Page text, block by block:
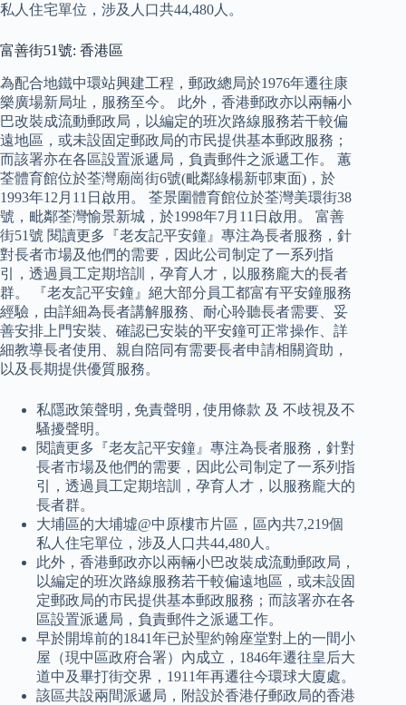
私人住宅單位，涉及人口共44,480人。
富善街51號: 香港區
為配合地鐵中環站興建工程，郵政總局於1976年遷往康
樂廣場新局址，服務至今。 此外，香港郵政亦以兩輛小
巴改裝成流動郵政局，以編定的班次路線服務若干較偏
遠地區，或未設固定郵政局的市民提供基本郵政服務；
而該署亦在各區設置派遞局，負責郵件之派遞工作。 蕙
荃體育館位於荃灣廟崗街6號(毗鄰綠楊新邨東面)，於
1993年12月11日啟用。 荃景圍體育館位於荃灣美環街38
號，毗鄰荃灣愉景新城，於1998年7月11日啟用。 富善
街51號 閱讀更多『老友記平安鐘』專注為長者服務，針
對長者市場及他們的需要，因此公司制定了一系列指
引，透過員工定期培訓，孕育人才，以服務龐大的長者
群。 『老友記平安鐘』絕大部分員工都富有平安鐘服務
經驗，由詳細為長者講解服務、耐心聆聽長者需要、妥
善安排上門安裝、確認已安裝的平安鐘可正常操作、詳
細教導長者使用、親自陪同有需要長者申請相關資助，
以及長期提供優質服務。
私隱政策聲明 , 免責聲明 , 使用條款 及 不歧視及不
騷擾聲明。
閱讀更多『老友記平安鐘』專注為長者服務，針對
長者市場及他們的需要，因此公司制定了一系列指
引，透過員工定期培訓，孕育人才，以服務龐大的
長者群。
大埔區的大埔墟@中原樓市片區，區內共7,219個
私人住宅單位，涉及人口共44,480人。
此外，香港郵政亦以兩輛小巴改裝成流動郵政局，
以編定的班次路線服務若干較偏遠地區，或未設固
定郵政局的市民提供基本郵政服務；而該署亦在各
區設置派遞局，負責郵件之派遞工作。
早於開埠前的1841年已於聖約翰座堂對上的一間小
屋（現中區政府合署）內成立，1846年遷往皇后大
道中及畢打街交界，1911年再遷往今環球大廈處。
該區共設兩間派遞局，附設於香港仔郵政局的香港